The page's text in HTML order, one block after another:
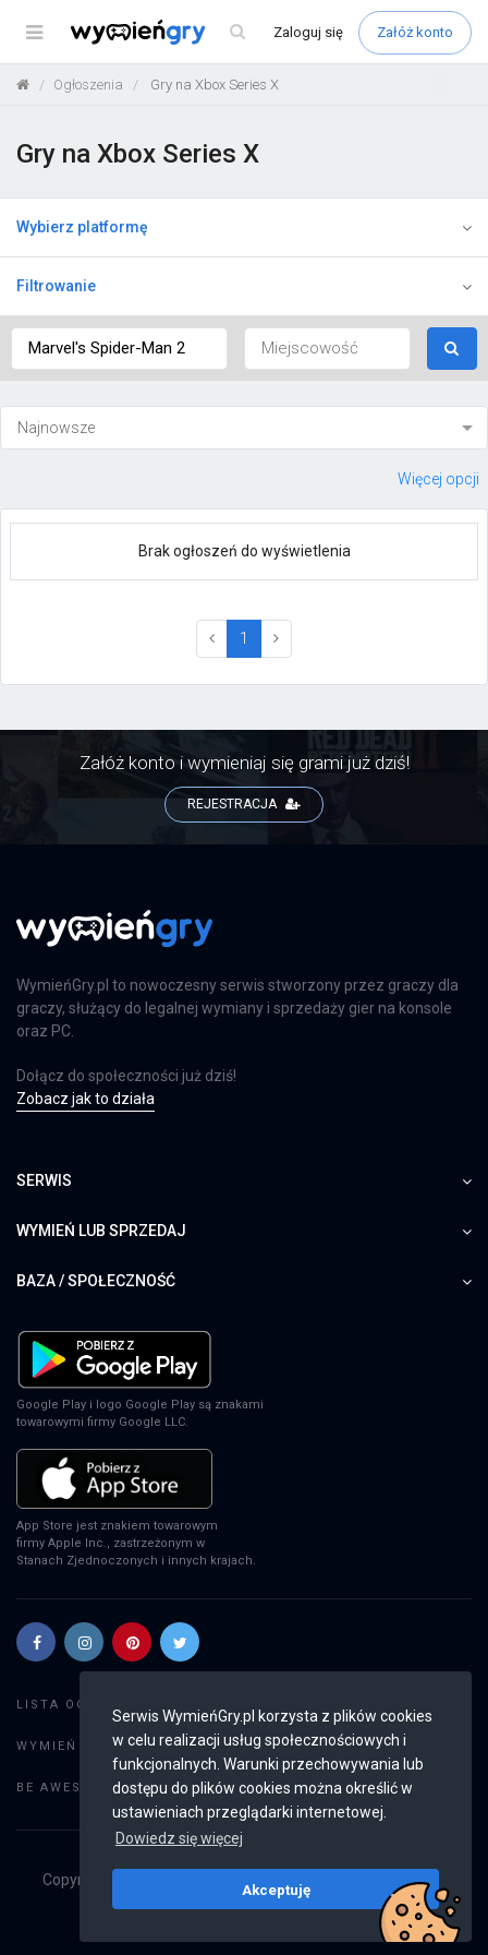
Serwis WymieńGry.pl korzysta z plików cookies
w celu realizacji usług społecznościowych i
funkcjonalnych. Warunki przechowywania lub
dostępu do plików cookies można określić w
ustawieniach przeglądarki internetowej.
Dowiedz się więcej
Akceptuję
Menu Zaloguj się Załóż konto
Ogłoszenia Gry na Xbox Series X
Gry na Xbox Series X
Wybierz platformę
Filtrowanie
Więcej opcji
Brak ogłoszeń do wyświetlenia
1 (current)
Załóż konto i wymieniaj się grami już dziś!
REJESTRACJA
WymieńGry.pl to nowoczesny serwis stworzony przez graczy dla
graczy, służący do legalnej wymiany i sprzedaży gier na konsole
oraz PC.
Dołącz do społeczności już dziś!
Zobacz jak to działa
SERWIS
WYMIEŃ LUB SPRZEDAJ
BAZA / SPOŁECZNOŚĆ
Google Play i logo Google Play są znakami
towarowymi firmy Google LLC.
App Store jest znakiem towarowym
firmy Apple Inc., zastrzeżonym w
Stanach Zjednoczonych i innych krajach.
LISTA OGŁOSZEŃ:
WYMIEŃ GRY: Dodaj ogłoszenie
BE AWESOME: Weryfikacja konta
Copyright © 2019 - 2026
Wszystkie prawa
v2.8.3